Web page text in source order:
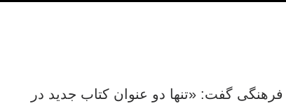
گفت: «تنها دو عنوان کتاب جدید در